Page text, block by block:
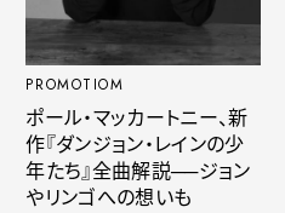
PROMOTIOM
ポール・マッカートニー、新
作『ダンジョン・レインの少
年たち』全曲解説──ジョン
やリンゴへの想いも